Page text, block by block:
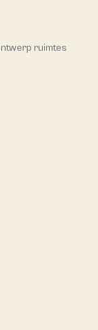
ruimtes